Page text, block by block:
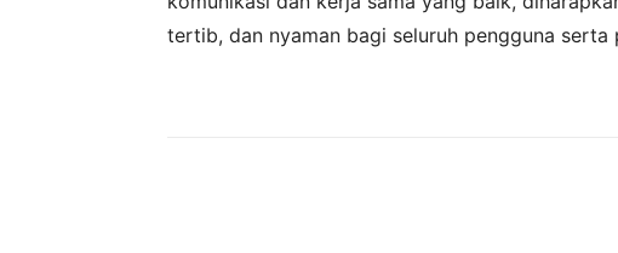
tertib, dan nyaman bagi seluruh pengguna serta